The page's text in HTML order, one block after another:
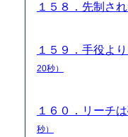
１５８．先制さ
１５９．手役よ
20秒）
１６０．リーチ
秒）